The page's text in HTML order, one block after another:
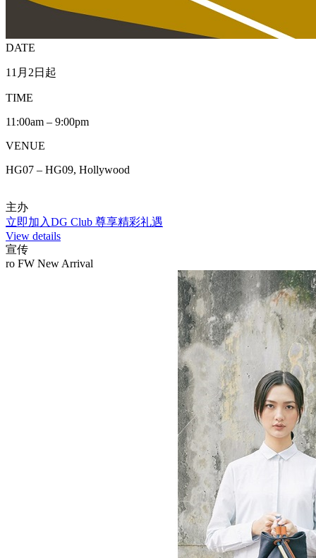
DATE
11月2日起
TIME
11:00am – 9:00pm
VENUE
HG07 – HG09, Hollywood
主办
立即加入DG Club 尊享精彩礼遇
View details
宣传
ro FW New Arrival